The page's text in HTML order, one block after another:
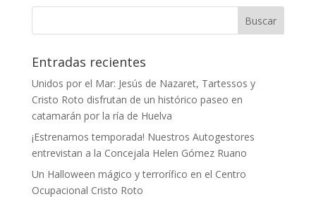
Entradas recientes
Unidos por el Mar: Jesús de Nazaret, Tartessos y
Cristo Roto disfrutan de un histórico paseo en
catamarán por la ría de Huelva
¡Estrenamos temporada! Nuestros Autogestores
entrevistan a la Concejala Helen Gómez Ruano
Un Halloween mágico y terrorífico en el Centro
Ocupacional Cristo Roto